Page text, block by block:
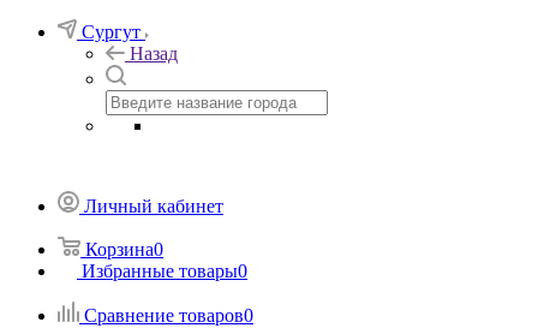
Сургут
Назад
Личный кабинет
Корзина0
Избранные товары0
Сравнение товаров0